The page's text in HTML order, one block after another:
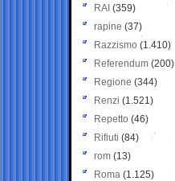
RAI (359)
rapine (37)
Razzismo (1.410)
Referendum (200)
Regione (344)
Renzi (1.521)
Repetto (46)
Rifiuti (84)
rom (13)
Roma (1.125)